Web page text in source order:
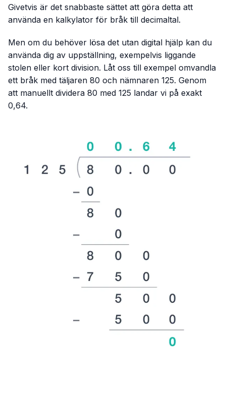
Givetvis är det snabbaste sättet att göra detta att
använda en kalkylator för bråk till decimaltal.
Men om du behöver lösa det utan digital hjälp kan du
använda dig av uppställning, exempelvis liggande
stolen eller kort division. Låt oss till exempel omvandla
ett bråk med täljaren 80 och nämnaren 125. Genom
att manuellt dividera 80 med 125 landar vi på exakt
0,64.